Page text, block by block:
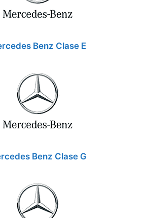
Benz Clase E
Benz Clase G